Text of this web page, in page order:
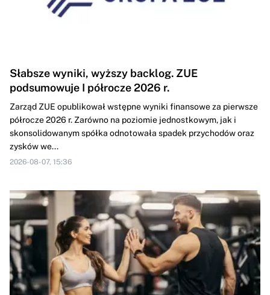
Słabsze wyniki, wyższy backlog. ZUE
podsumowuje I półrocze 2026 r.
Zarząd ZUE opublikował wstępne wyniki finansowe za pierwsze
półrocze 2026 r. Zarówno na poziomie jednostkowym, jak i
skonsolidowanym spółka odnotowała spadek przychodów oraz
zysków we...
2026-08-07, 15:36